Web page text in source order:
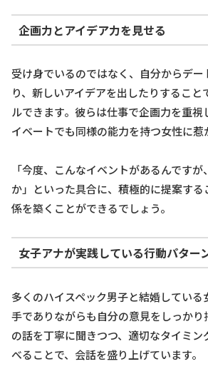
企画力とアイデア力を見せる
受け身でいるのではなく、自分からデ
り、新しいアイデアを出したりすること
ルできます。彼らは仕事で企画力を重視
イベートでも同様の能力を持つ女性に惹
「今度、こんなイベントがあるんです
か」といった具合に、積極的に提案する
係を築くことができるでしょう。
女子アナが実践している行動パター
多くのハイスペック男子と結婚している
手でありながらも自分の意見をしっかり
の話を丁寧に聞きつつ、適切なタイミ
べることで、会話を盛り上げています。